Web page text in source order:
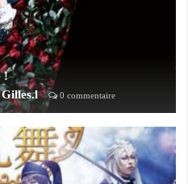
!
Gilles.l 0 commentaire
une tournée dans tout le Japon et
B7KLAN annonce le
pour le "Sang Project Act